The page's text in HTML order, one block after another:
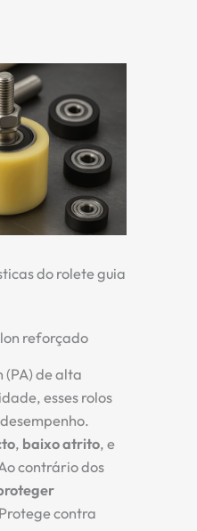
do rolete guia
reforçado
(PA) de alta
esses rolos
, baixo atrito, e
contrário dos
Protege contra